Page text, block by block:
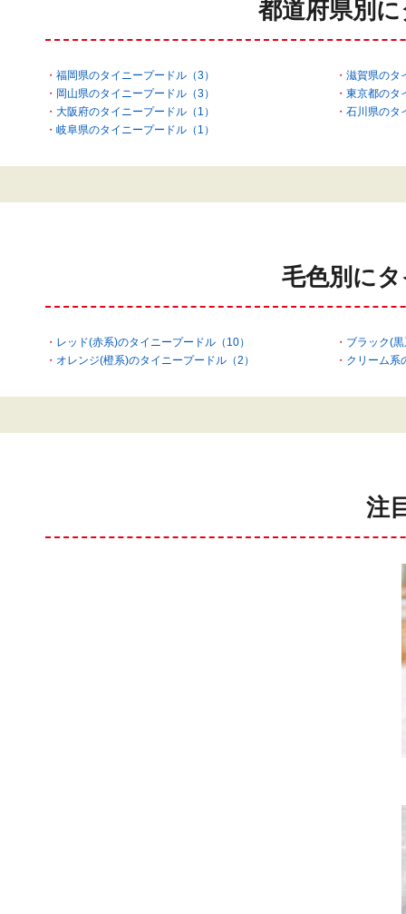
都道府県別
福岡県のタイニープードル（3）
滋賀県のタ
岡山県のタイニープードル（3）
東京都のタ
大阪府のタイニープードル（1）
石川県のタ
岐阜県のタイニープードル（1）
毛色別に
レッド(赤系)のタイニープードル（10）
ブラック(
オレンジ(橙系)のタイニープードル（2）
クリーム系
注